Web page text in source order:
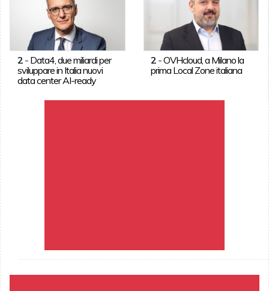
2- Data4, due miliardi per
sviluppare in Italia nuovi
data center AI-ready
2 -OVHcloud, a Milano la
prima Local Zone italiana